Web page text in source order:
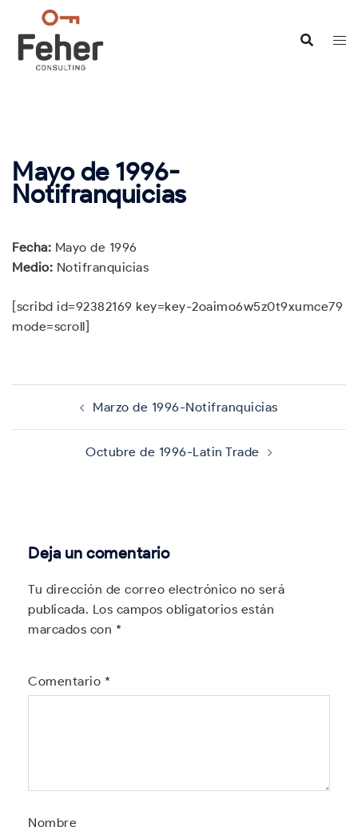
contenido
Mayo de 1996-
Notifranquicias
Fecha: Mayo de 1996
Medio: Notifranquicias
[scribd id=92382169 key=key-2oaimo6w5z0t9xumce79
mode=scroll]
Navegación
entradas
Marzo de 1996-Notifranquicias
Octubre de 1996-Latin Trade
Deja un comentario
Tu dirección de correo electrónico no será
publicada. Los campos obligatorios están
marcados con *
Comentario *
Nombre